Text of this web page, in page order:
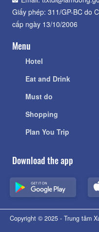
Giấy phép: 311/GP-BC do
cấp ngày 13/10/2006
Menu
Hotel
Eat and Drink
Must do
Shopping
Plan You Trip
Download the app
Copyright © 2025 - Trung tâm